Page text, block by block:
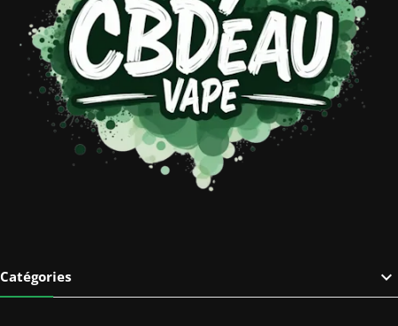
Catégories 